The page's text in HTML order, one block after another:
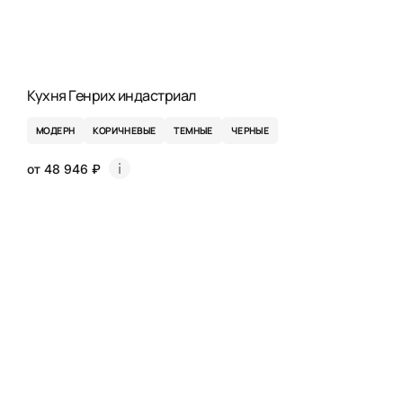
Кухня Генрих индастриал
МОДЕРН КОРИЧНЕВЫЕ ТЕМНЫЕ ЧЕРНЫЕ
от 48 946 ₽